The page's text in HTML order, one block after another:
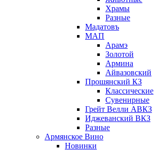
Храмы
Разные
Мадатовъ
МАП
Арамэ
Золотой
Армина
Айвазовский
Прошянский КЗ
Классические
Сувенирные
Грейт Велли АВКЗ
Иджеванский ВКЗ
Разные
Армянское Вино
Новинки